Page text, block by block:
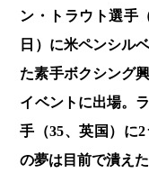
ン・トラウト選手
日）に米ペンシル
た素手ボクシング
イベントに出場。
手（35、英国）に
の夢は目前で潰えた